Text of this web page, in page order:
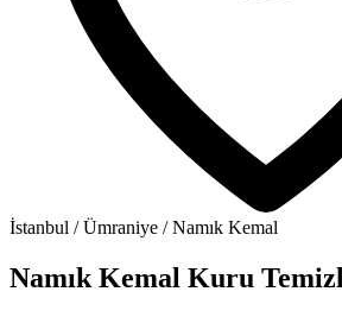
İstanbul / Ümraniye / Namık Kemal
Namık Kemal Kuru